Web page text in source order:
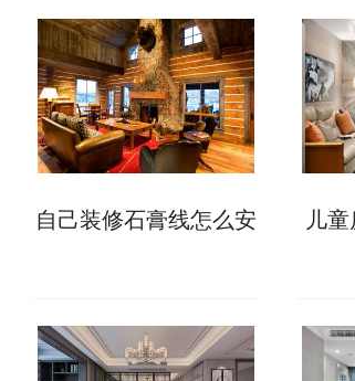
自己装修石膏线怎么安
儿